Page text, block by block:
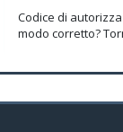
Codice di
modo corretto?